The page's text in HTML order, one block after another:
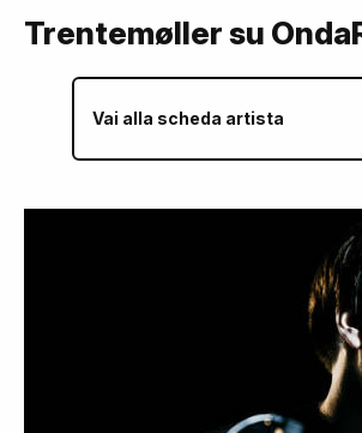
Trentemøller su
Vai alla scheda artista